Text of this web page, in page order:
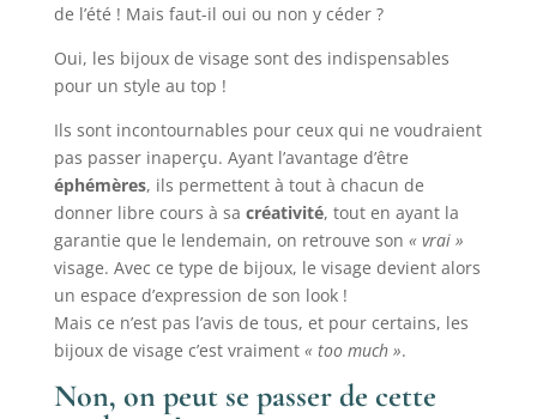
de l’été ! Mais faut-il oui ou non y céder ?
Oui, les bijoux de visage sont des indispensables
pour un style au top !
Ils sont incontournables pour ceux qui ne voudraient
pas passer inaperçu. Ayant l’avantage d’être
éphémères, ils permettent à tout à chacun de
donner libre cours à sa créativité, tout en ayant la
garantie que le lendemain, on retrouve son « vrai »
visage. Avec ce type de bijoux, le visage devient alors
un espace d’expression de son look !
Mais ce n’est pas l’avis de tous, et pour certains, les
bijoux de visage c’est vraiment « too much ».
Non, on peut se passer de cette